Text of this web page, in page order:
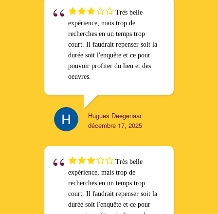
Très belle
expérience, mais trop de
recherches en un temps trop
court. Il faudrait repenser soit la
durée soit l'enquête et ce pour
pouvoir profiter du lieu et des
oeuvres.
Hugues Deegenaar
décembre 17, 2025
Très belle
expérience, mais trop de
recherches en un temps trop
court. Il faudrait repenser soit la
durée soit l'enquête et ce pour